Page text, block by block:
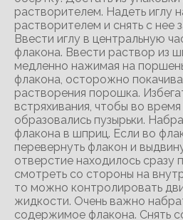
растворителем. Надеть иглу
растворителем и снять с нее
Ввести иглу в центральную
флакона. Ввести раствор из
медленно нажимая на
флакона, осторожно
растворения порошка.
встряхивания, чтобы во
образовались пузырьки.
флакона в шприц. Если во
перевернуть флакон и
отверстие находилось сразу
смотреть со стороны на
то можно контролировать
жидкости. Очень важно
содержимое флакона. Снять